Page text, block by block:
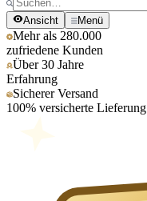
Ansicht Menü
Mehr als 280.000
zufriedene Kunden
Über 30 Jahre
Erfahrung
Sicherer Versand
100% versicherte Lieferung